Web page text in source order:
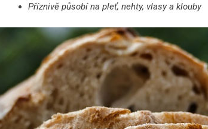
Příznivě působí na pleť, nehty, vlasy a klouby